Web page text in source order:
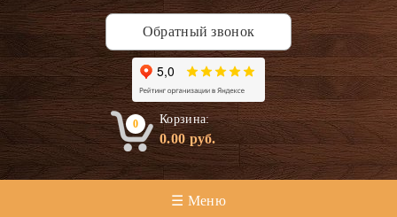
Обратный звонок
0 Корзина:
0.00руб.
☰ Меню